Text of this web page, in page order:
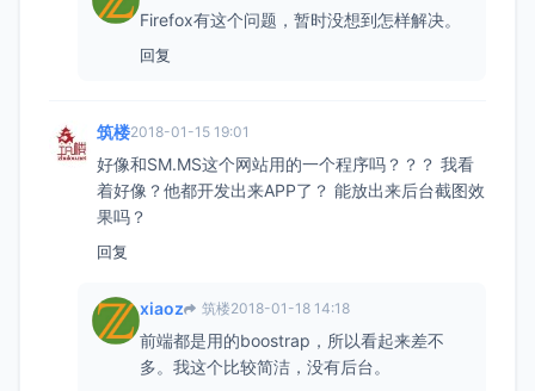
Firefox有这个问题，暂时没想到怎样解决。
回复
筑楼2018-01-15 19:01
好像和SM.MS这个网站用的一个程序吗？？？ 我看
着好像？他都开发出来APP了？ 能放出来后台截图效
果吗？
回复
xiaoz 筑楼2018-01-18 14:18
前端都是用的boostrap，所以看起来差不
多。我这个比较简洁，没有后台。